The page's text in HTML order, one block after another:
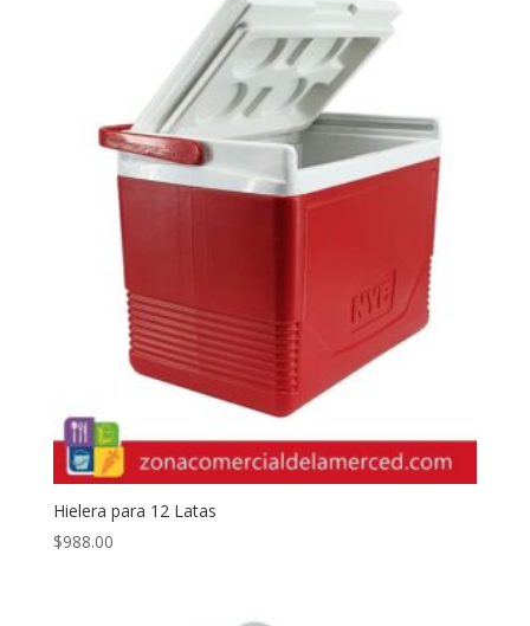
Hielera para 12 Latas
$988.00